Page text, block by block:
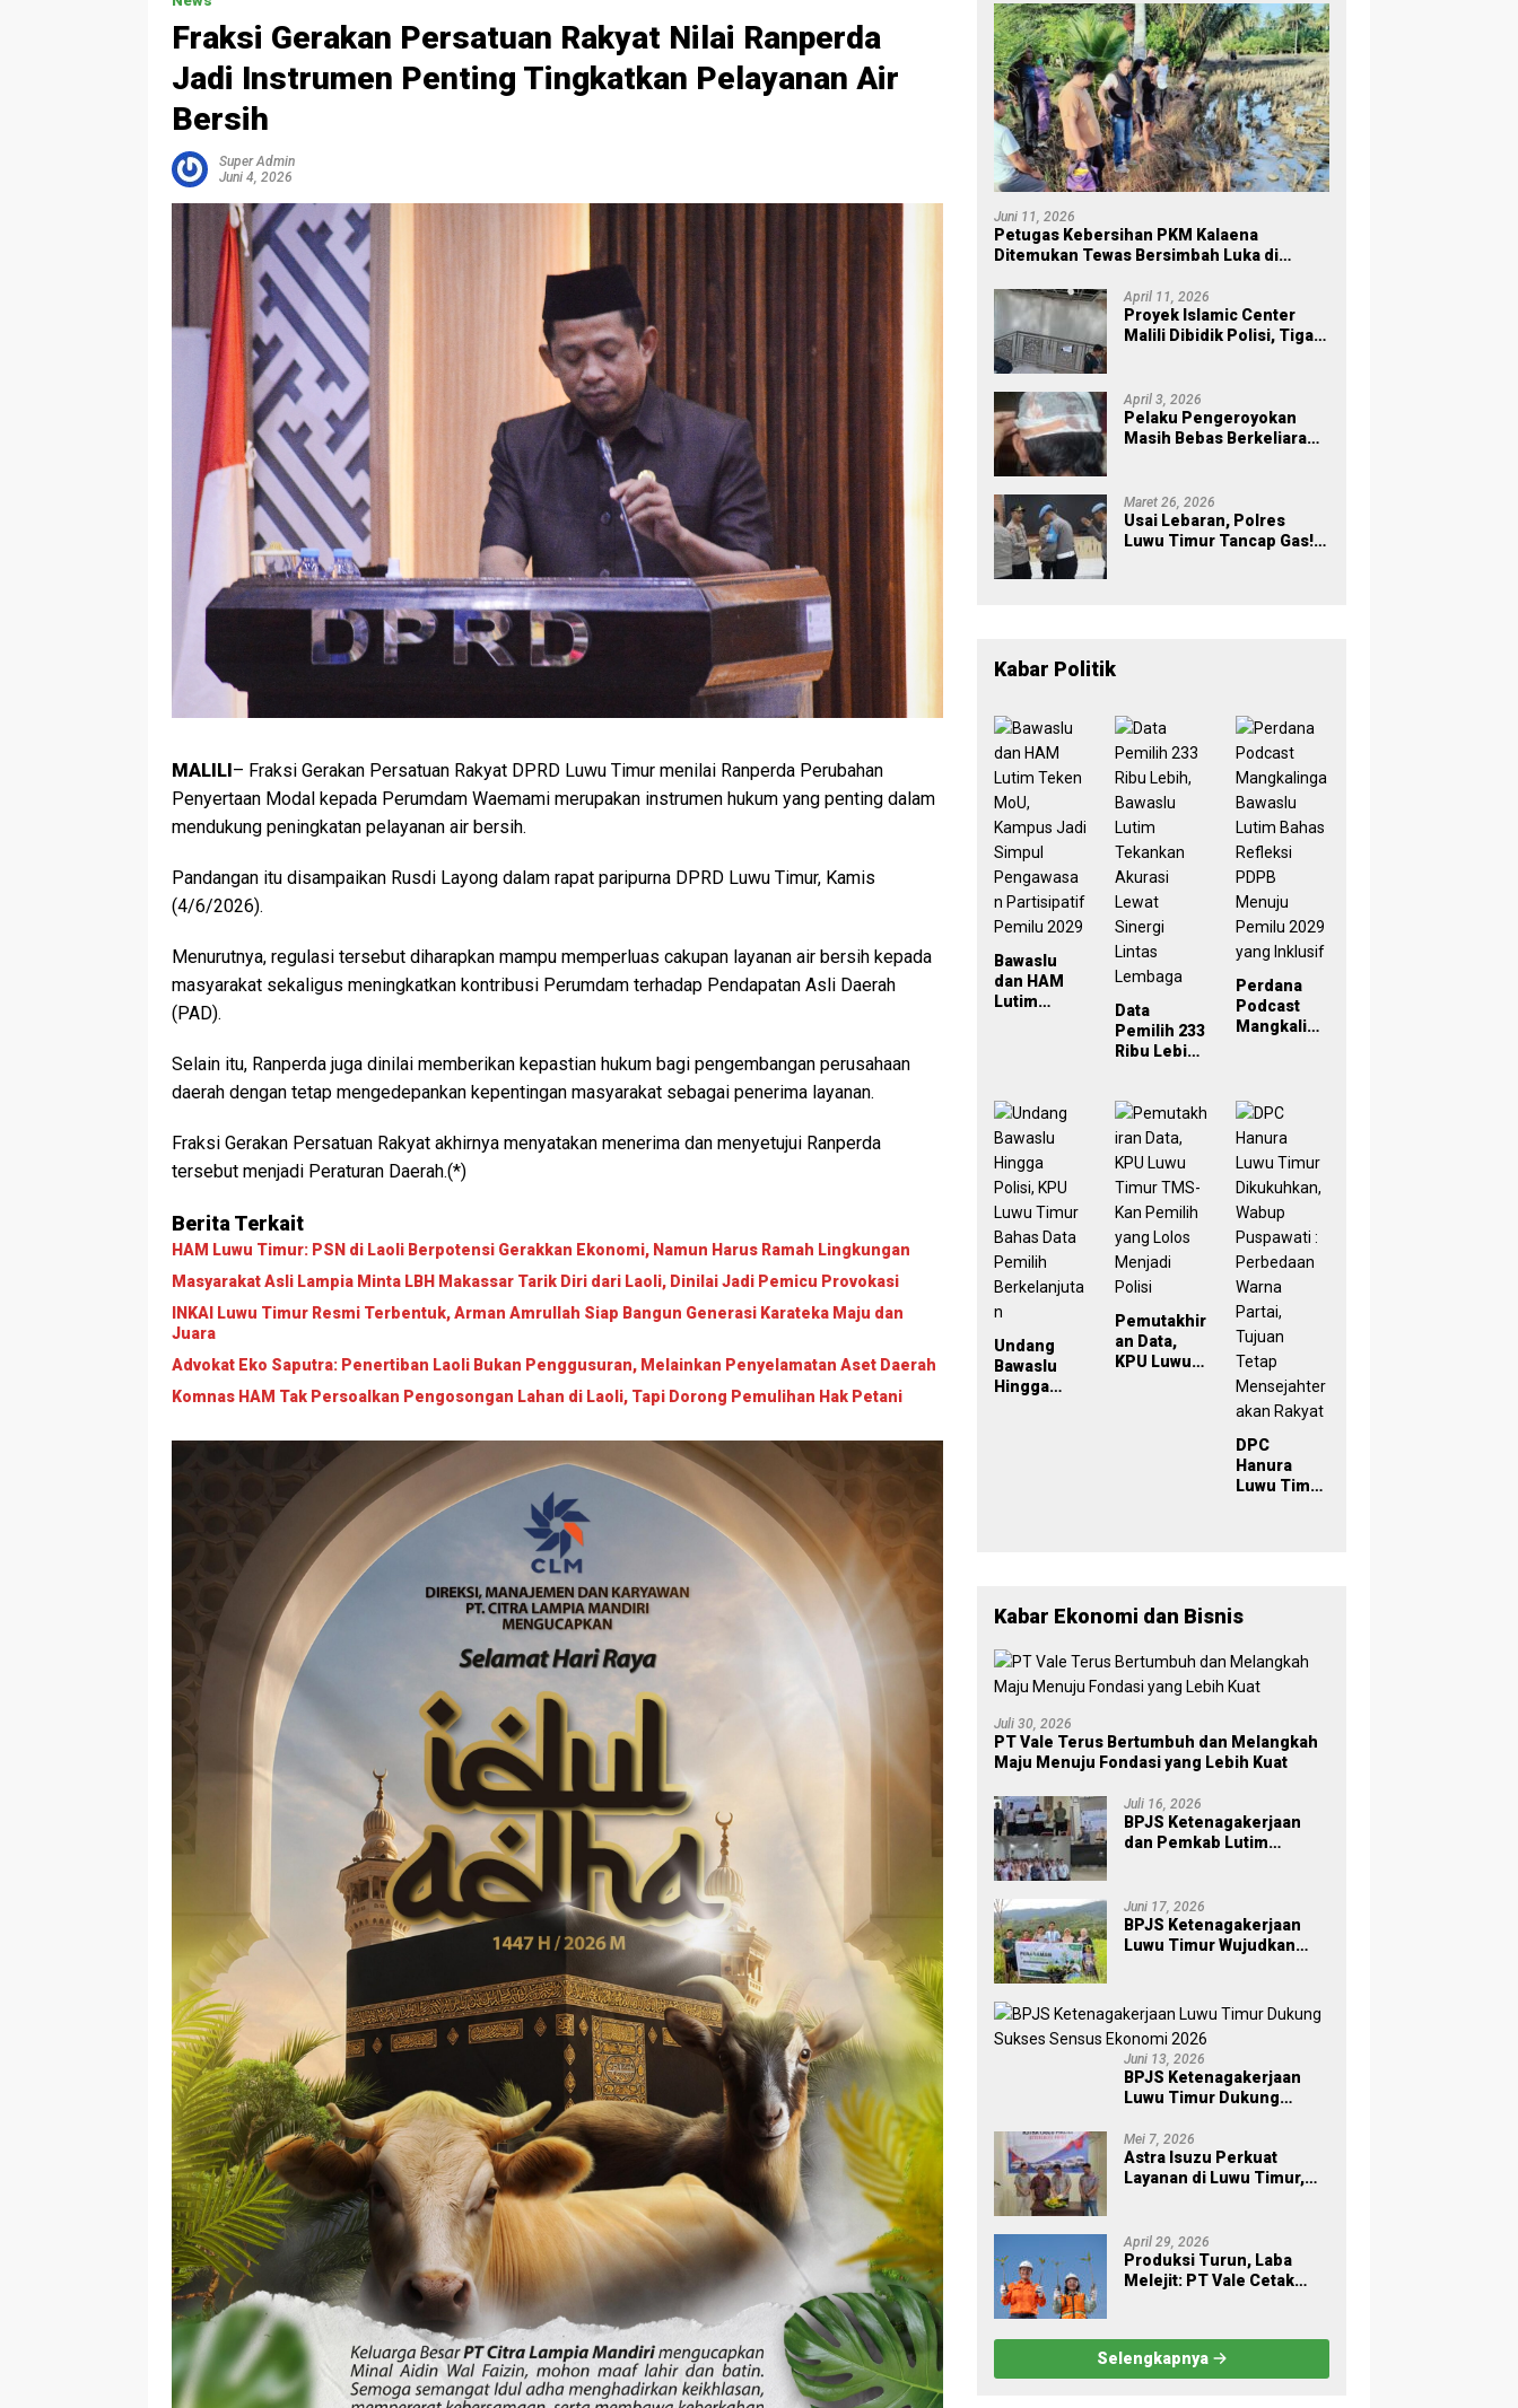
Fraksi Gerakan Persatuan Rakyat Nilai Ranperda
Jadi Instrumen Penting Tingkatkan Pelayanan Air
Bersih
Super Admin
Juni 4, 2026
MALILI– Fraksi Gerakan Persatuan Rakyat DPRD Luwu Timur menilai Ranperda Perubahan
Penyertaan Modal kepada Perumdam Waemami merupakan instrumen hukum yang penting dalam
mendukung peningkatan pelayanan air bersih.
Pandangan itu disampaikan Rusdi Layong dalam rapat paripurna DPRD Luwu Timur, Kamis
(4/6/2026).
Menurutnya, regulasi tersebut diharapkan mampu memperluas cakupan layanan air bersih kepada
masyarakat sekaligus meningkatkan kontribusi Perumdam terhadap Pendapatan Asli Daerah
(PAD).
Selain itu, Ranperda juga dinilai memberikan kepastian hukum bagi pengembangan perusahaan
daerah dengan tetap mengedepankan kepentingan masyarakat sebagai penerima layanan.
Fraksi Gerakan Persatuan Rakyat akhirnya menyatakan menerima dan menyetujui Ranperda
tersebut menjadi Peraturan Daerah.(*)
Berita Terkait
HAM Luwu Timur: PSN di Laoli Berpotensi Gerakkan Ekonomi, Namun Harus Ramah Lingkungan
Masyarakat Asli Lampia Minta LBH Makassar Tarik Diri dari Laoli, Dinilai Jadi Pemicu Provokasi
INKAI Luwu Timur Resmi Terbentuk, Arman Amrullah Siap Bangun Generasi Karateka Maju dan
Juara
Advokat Eko Saputra: Penertiban Laoli Bukan Penggusuran, Melainkan Penyelamatan Aset Daerah
Komnas HAM Tak Persoalkan Pengosongan Lahan di Laoli, Tapi Dorong Pemulihan Hak Petani
Juni 11, 2026
Petugas Kebersihan PKM Kalaena
Ditemukan Tewas Bersimbah Luka di
April 11, 2026
Proyek Islamic Center
Malili Dibidik Polisi, Tiga
April 3, 2026
Pelaku Pengeroyokan
Masih Bebas Berkeliaran,
Mandek
Maret 26, 2026
Usai Lebaran, Polres
Luwu Timur Tancap Gas!
Kabar Politik
Bawaslu
dan HAM
Lutim
Pengawasa
n
Partisipatif
Pemilu
2029
Data
Pemilih 233
Ribu Lebih,
Tekankan
Akurasi
Lewat
Sinergi
Lintas
Lembaga
Perdana
Podcast
Mangkaling
Refleksi
PDPB
Menuju
Pemilu
2029 yang
Inklusif
Undang
Bawaslu
Hingga
Pemutakhir
an Data,
KPU Luwu
DPC
Hanura
Luwu Timur
Tujuan
Mensejaht
erakan
Kabar Ekonomi dan Bisnis
Juli 30, 2026
PT Vale Terus Bertumbuh dan Melangkah
Maju Menuju Fondasi yang Lebih Kuat
Juli 16, 2026
BPJS Ketenagakerjaan
dan Pemkab Lutim
Serahkan Manfaat JKM Rp
84 Juta
Juni 17, 2026
BPJS Ketenagakerjaan
Luwu Timur Wujudkan
Volunteering Penanaman
Pohon
Juni 13, 2026
BPJS Ketenagakerjaan
Luwu Timur Dukung
2026
Mei 7, 2026
Astra Isuzu Perkuat
Layanan di Luwu Timur,
Nasional
April 29, 2026
Produksi Turun, Laba
Melejit: PT Vale Cetak
Selengkapnya